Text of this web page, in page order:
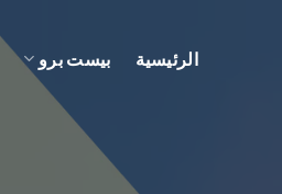
الرئيسية
بيست برو